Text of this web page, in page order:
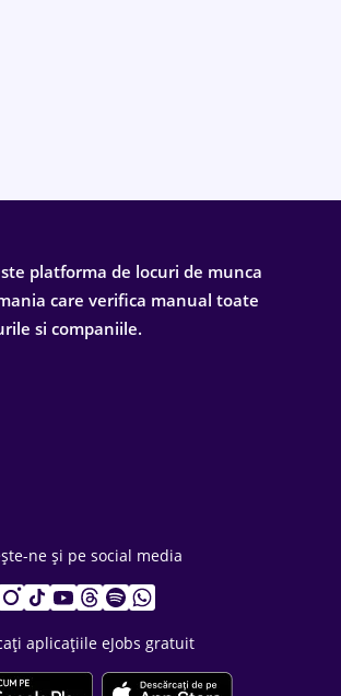
platforma de locuri de munca
care verifica manual toate
si companiile.
ne și pe social media
aplicațiile eJobs gratuit